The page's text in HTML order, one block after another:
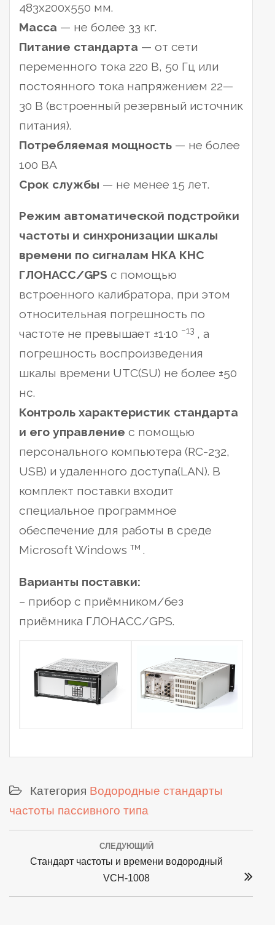
483х200х550 мм.
Масса — не более 33 кг.
Питание стандарта — от сети
переменного тока 220 В, 50 Гц или
постоянного тока напряжением 22—
30 В (встроенный резервный источник
питания).
Потребляемая мощность — не более
100 ВА
Срок службы — не менее 15 лет.
Режим автоматической подстройки
частоты и синхронизации шкалы
времени по сигналам НКА КНС
ГЛОНАСС/GPS с помощью
встроенного калибратора, при этом
относительная погрешность по
частоте не превышает ±1·10 −13 , а
погрешность воспроизведения
шкалы времени UTC(SU) не более ±50
нс.
Контроль характеристик стандарта
и его управление с помощью
персонального компьютера (RC-232,
USB) и удаленного доступа(LAN). В
комплект поставки входит
специальное программное
обеспечение для работы в среде
Microsoft Windows тм .
Варианты поставки:
– прибор с приёмником/без
приёмника ГЛОНАСС/GPS.
Категория Водородные стандарты
частоты пассивного типа
navigation
СЛЕДУЮЩИЙ
Next
Стандарт частоты и времени водородный
VCH-1008